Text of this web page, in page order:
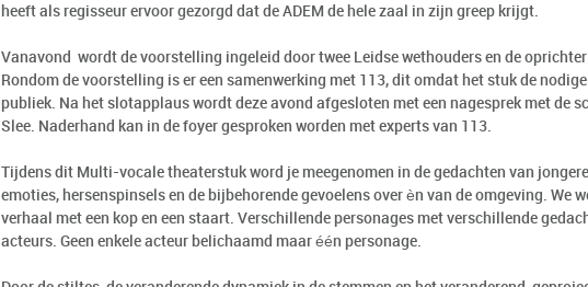
heeft als regisseur ervoor gezorgd dat de ADEM de hele zaal in zijn greep krijgt.
Vanavond wordt de voorstelling ingeleid door twee Leidse wethouders en de oprichter
Rondom de voorstelling is er een samenwerking met 113, dit omdat het stuk de
publiek. Na het slotapplaus wordt deze avond afgesloten met een nagesprek met de
Slee. Naderhand kan in de foyer gesproken worden met experts van 113.
Tijdens dit Multi-vocale theaterstuk word je meegenomen in de gedachten van
emoties, hersenspinsels en de bijbehorende gevoelens over èn van de omgeving. We
verhaal met een kop en een staart. Verschillende personages met verschillende
acteurs. Geen enkele acteur belichaamd maar één personage.